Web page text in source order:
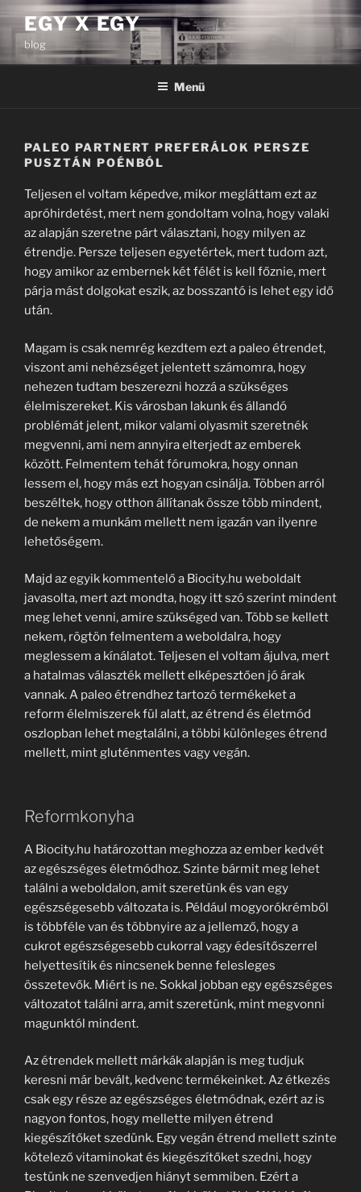
Tartalomhoz
EGY X EGY
blog
Menü
PALEO PARTNERT PREFERÁLOK PERSZE
PUSZTÁN POÉNBÓL
Teljesen el voltam képedve, mikor megláttam ezt az
apróhirdetést, mert nem gondoltam volna, hogy valaki
az alapján szeretne párt választani, hogy milyen az
étrendje. Persze teljesen egyetértek, mert tudom azt,
hogy amikor az embernek két félét is kell főznie, mert
párja mást dolgokat eszik, az bosszantó is lehet egy idő
után.
Magam is csak nemrég kezdtem ezt a paleo étrendet,
viszont ami nehézséget jelentett számomra, hogy
nehezen tudtam beszerezni hozzá a szükséges
élelmiszereket. Kis városban lakunk és állandó
problémát jelent, mikor valami olyasmit szeretnék
megvenni, ami nem annyira elterjedt az emberek
között. Felmentem tehát fórumokra, hogy onnan
lessem el, hogy más ezt hogyan csinálja. Többen arról
beszéltek, hogy otthon állítanak össze több mindent,
de nekem a munkám mellett nem igazán van ilyenre
lehetőségem.
Majd az egyik kommentelő a Biocity.hu weboldalt
javasolta, mert azt mondta, hogy itt szó szerint mindent
meg lehet venni, amire szükséged van. Több se kellett
nekem, rögtön felmentem a weboldalra, hogy
meglessem a kínálatot. Teljesen el voltam ájulva, mert
a hatalmas választék mellett elképesztően jó árak
vannak. A paleo étrendhez tartozó termékeket a
reform élelmiszerek fül alatt, az étrend és életmód
oszlopban lehet megtalálni, a többi különleges étrend
mellett, mint gluténmentes vagy vegán.
Reformkonyha
A Biocity.hu határozottan meghozza az ember kedvét
az egészséges életmódhoz. Szinte bármit meg lehet
találni a weboldalon, amit szeretünk és van egy
egészségesebb változata is. Például mogyorókrémből
is többféle van és többnyire az a jellemző, hogy a
cukrot egészségesebb cukorral vagy édesítőszerrel
helyettesítik és nincsenek benne felesleges
összetevők. Miért is ne. Sokkal jobban egy egészséges
változatot találni arra, amit szeretünk, mint megvonni
magunktól mindent.
Az étrendek mellett márkák alapján is meg tudjuk
keresni már bevált, kedvenc termékeinket. Az étkezés
csak egy része az egészséges életmódnak, ezért az is
nagyon fontos, hogy mellette milyen étrend
kiegészítőket szedünk. Egy vegán étrend mellett szinte
kötelező vitaminokat és kiegészítőket szedni, hogy
testünk ne szenvedjen hiányt semmiben. Ezért a